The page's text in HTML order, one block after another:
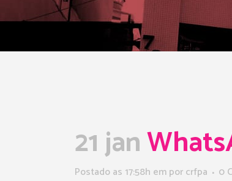
21 jan
Postado as 17:58h emporcrfpa 0